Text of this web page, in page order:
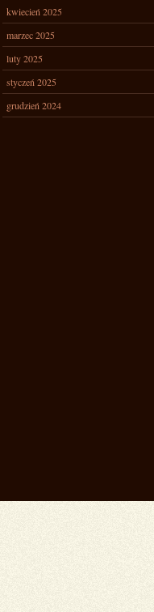
kwiecień 2025
marzec 2025
luty 2025
styczeń 2025
grudzień 2024